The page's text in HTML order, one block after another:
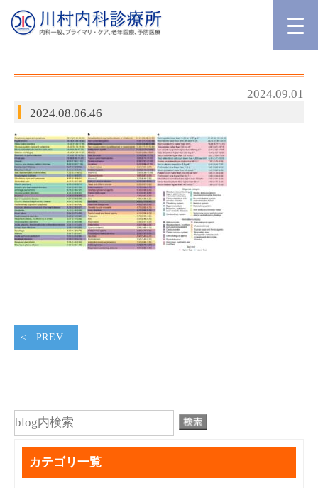
2024.09.01
2024.08.06.46
PREV
カテゴリ一覧